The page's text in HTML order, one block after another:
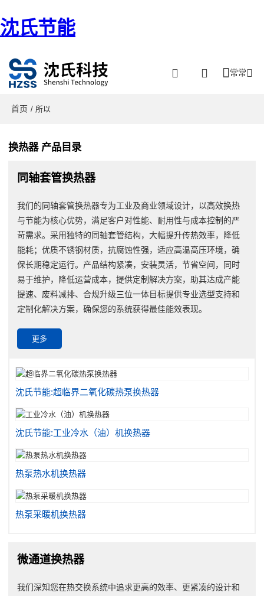
沈氏节能
常常
首页 / 所以
换热器 产品目录
同轴套管换热器
我们的同轴套管换热器专为工业及商业领域设计，以高效换热
与节能为核心优势，满足客户对性能、耐用性与成本控制的严
苛需求。采用独特的同轴套管结构，大幅提升传热效率，降低
能耗；优质不锈钢材质，抗腐蚀性强，适应高温高压环境，确
保长期稳定运行。产品结构紧凑，安装灵活，节省空间，同时
易于维护，降低运营成本，提供定制解决方案，助其达成产能
提速、废料减排、合规升级三位一体目标提供专业选型支持和
定制化解决方案，确保您的系统获得最佳能效表现。
更多
沈氏节能:超临界二氧化碳热泵换热器
沈氏节能:工业冷水（油）机换热器
热泵热水机换热器
热泵采暖机换热器
微通道换热器
我们深知您在热交换系统中追求更高的效率、更紧凑的设计和